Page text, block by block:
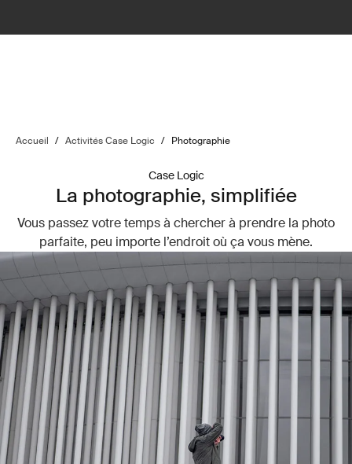
Accueil / Activités Case Logic / Photographie
Case Logic
La photographie, simplifiée
Vous passez votre temps à chercher à prendre la photo
parfaite, peu importe l’endroit où ça vous mène.